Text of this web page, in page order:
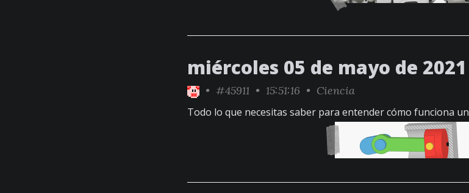
miércoles 05 de mayo de 2021
• #45911 • 15:51:16 • Ciencia
Todo lo que necesitas saber para entender cómo funciona un